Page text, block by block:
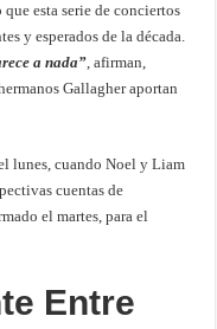
esta serie de conciertos
y esperados de la década.
a nada”, afirman,
Gallagher aportan
lunes, cuando Noel y Liam
cuentas de
el martes, para el
Entre